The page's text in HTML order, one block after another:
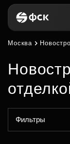
Москва
Фильтры